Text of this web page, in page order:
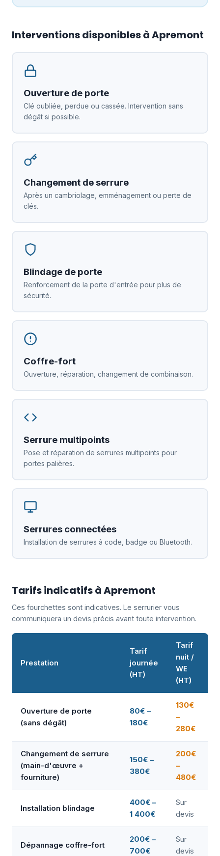
Interventions disponibles à Apremont
Ouverture de porte
Clé oubliée, perdue ou cassée. Intervention sans
dégât si possible.
Changement de serrure
Après un cambriolage, emménagement ou perte de
clés.
Blindage de porte
Renforcement de la porte d'entrée pour plus de
sécurité.
Coffre-fort
Ouverture, réparation, changement de combinaison.
Serrure multipoints
Pose et réparation de serrures multipoints pour
portes palières.
Serrures connectées
Installation de serrures à code, badge ou Bluetooth.
Tarifs indicatifs à Apremont
Ces fourchettes sont indicatives. Le serrurier vous
communiquera un devis précis avant toute intervention.
Prestation
Tarif
journée
(HT)
Tarif
nuit /
WE
(HT)
Ouverture de porte
(sans dégât)
80€ –
180€
130€
–
280€
Changement de serrure
(main-d'œuvre +
fourniture)
150€ –
380€
200€
–
480€
Installation blindage
400€ –
1 400€
Sur
devis
Dépannage coffre-fort
200€ –
700€
Sur
devis